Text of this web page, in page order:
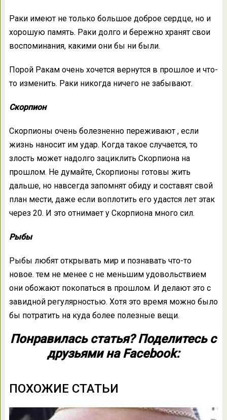
Раки имеют не только большое доброе сердце, но и
хорошую память. Раки долго и бережно хранят свои
воспоминания, какими они бы ни были.
Порой Ракам очень хочется вернутся в прошлое и что-
то изменить. Раки никогда ничего не забывают.
Скорпион
Скорпионы очень болезненно переживают , если
жизнь наносит им удар. Когда такое случается, то
злость может надолго зациклить Скорпиона на
прошлом. Не думайте, Скорпионы готовы жить
дальше, но навсегда запомнят обиду и составят свой
план мести, даже если воплотить его удастся лет этак
через 20. И это отнимает у Скорпиона много сил.
Рыбы
Рыбы любят открывать мир и познавать что-то
новое. тем не менее с не меньшим удовольствием
они обожают покопаться в прошлом. И делают это с
завидной регулярностью. Хотя это время можно было
бы потратить на куда более полезные вещи.
Понравилась статья? Поделитесь с
друзьями на Facebook:
ПОХОЖИЕ СТАТЬИ